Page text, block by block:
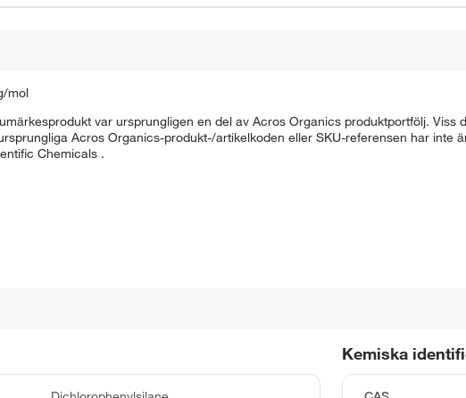
mol
var ursprungligen en del av Acros Organics produktportfölj. Viss
Acros Organics-produkt-/artikelkoden eller SKU-referensen har inte
Chemicals .
Kemiska